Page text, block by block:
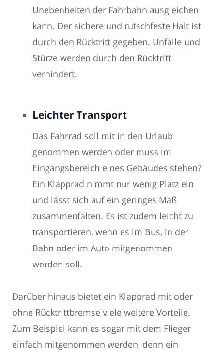
Unebenheiten der Fahrbahn ausgleichen
kann. Der sichere und rutschfeste Halt ist
durch den Rücktritt gegeben. Unfälle und
Stürze werden durch den Rücktritt
verhindert.
Leichter Transport
Das Fahrrad soll mit in den Urlaub
genommen werden oder muss im
Eingangsbereich eines Gebäudes stehen?
Ein Klapprad nimmt nur wenig Platz ein
und lässt sich auf ein geringes Maß
zusammenfalten. Es ist zudem leicht zu
transportieren, wenn es im Bus, in der
Bahn oder im Auto mitgenommen
werden soll.
Darüber hinaus bietet ein Klapprad mit oder
ohne Rücktrittbremse viele weitere Vorteile.
Zum Beispiel kann es sogar mit dem Flieger
einfach mitgenommen werden, denn ein